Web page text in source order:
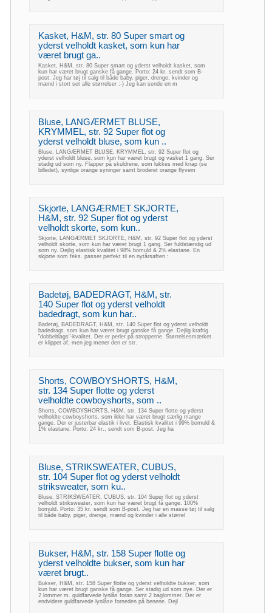
Kasket, H&M, str. 80 Super smart og
yderst velholdt kasket, som kun har
været brugt ga..
Kasket, H&M, str. 80 Super smart og yderst velholdt kasket, som
kun har været brugt ganske få gange. Porto: 24 kr. sendt som B-
post. Jeg har tøj til salg til både baby, piger, drenge, kvinder og
mænd i stort set alle størrelser :-) Jeg kan sende en m
Bluse, LANGÆRMET BLUSE,
KRYMMEL, str. 92 Super flot og
yderst velholdt bluse, som kun ..
Bluse, LANGÆRMET BLUSE, KRYMMEL, str. 92 Super flot og
yderst velholdt bluse, som kun har været brugt og vasket 1 gang. Ser
stadig ud som ny. Flapper på skuldrene, som lukkes med knap (se
billedet), synlige orange syninger samt broderet orange flyvem
Skjorte, LANGÆRMET SKJORTE,
H&M, str. 92 Super flot og yderst
velholdt skorte, som kun..
Skjorte, LANGÆRMET SKJORTE, H&M, str. 92 Super flot og yderst
velholdt skorte, som kun har været brugt 1 gang. Ser fuldstændig ud
som ny. Dejlig elastisk kvalitet i 98% bomuld & 2% elastane. En
skjorte som feks. passer perfekt til en nytårsaften :
Badetøj, BADEDRAGT, H&M, str.
140 Super flot og yderst velholdt
badedragt, som kun har..
Badetøj, BADEDRAGT, H&M, str. 140 Super flot og yderst velholdt
badedragt, som kun har været brugt ganske få gange. Dejlig kraftig
"dobbeltlags"-kvalitet. Der er perler på stropperne. Størrelsesmærket
er klippet af, men jeg mener den er str.
Shorts, COWBOYSHORTS, H&M,
str. 134 Super flotte og yderst
velholdte cowboyshorts, som ..
Shorts, COWBOYSHORTS, H&M, str. 134 Super flotte og yderst
velholdte cowboyshorts, som ikke har været brugt særlig mange
gange. Der er justerbar elastik i livet. Elastisk kvalitet i 99% bomuld &
1% elastane. Porto: 24 kr., sendt som B-post. Jeg ha
Bluse, STRIKSWEATER, CUBUS,
str. 104 Super flot og yderst velholdt
striksweater, som ku..
Bluse, STRIKSWEATER, CUBUS, str. 104 Super flot og yderst
velholdt striksweater, som kun har været brugt få gange. 100%
bomuld. Porto: 35 kr. sendt som B-post. Jeg har en masse tøj til salg
til både baby, piger, drenge, mænd og kvinder i alle størrel
Bukser, H&M, str. 158 Super flotte og
yderst velholdte bukser, som kun har
været brugt..
Bukser, H&M, str. 158 Super flotte og yderst velholdte bukser, som
kun har været brugt ganske få gange. Ser stadig ud som nye. Der er
2 lommer m. guldfarvede lynlås foran samt 2 baglommer. Der er
endvidere guldfarvede lynlåse forneden på benene. Dejl